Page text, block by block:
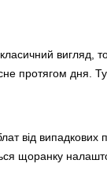
вигляд,
протягом дня.
від випадкових
щоранку